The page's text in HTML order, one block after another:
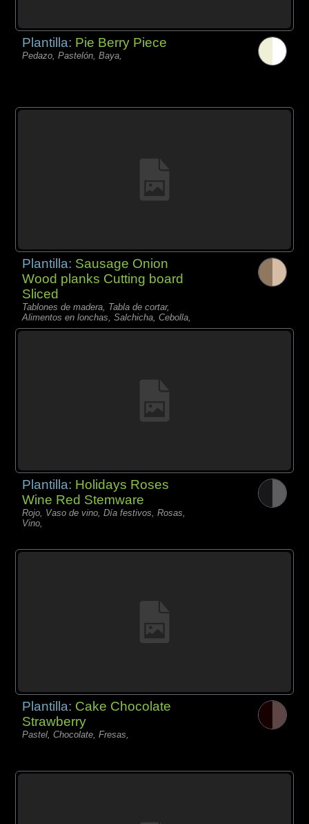
Plantilla: Pie Berry Piece
Pedazo, Pastelón, Baya,
Plantilla: Sausage Onion
Wood planks Cutting board
Sliced
Tablones de madera, Tabla de cortar,
Alimentos en lonchas, Salchicha, Cebolla,
Plantilla: Holidays Roses
Wine Red Stemware
Rojo, Vaso de vino, Día festivos, Rosas,
Vino,
Plantilla: Cake Chocolate
Strawberry
Pastel, Chocolate, Fresas,